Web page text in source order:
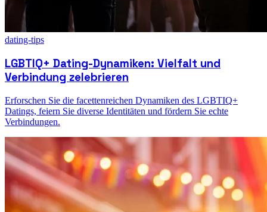
dating-tips
LGBTIQ+ Dating-Dynamiken: Vielfalt und
Verbindung zelebrieren
Erforschen Sie die facettenreichen Dynamiken des LGBTIQ+
Datings, feiern Sie diverse Identitäten und fördern Sie echte
Verbindungen.